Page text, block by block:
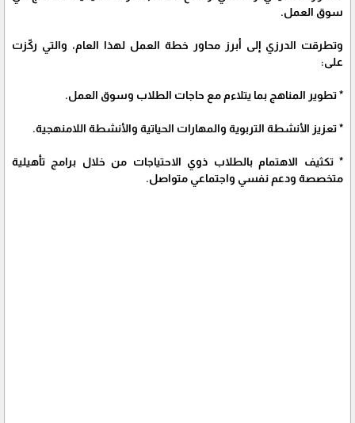
سوق العمل.
وتطرقت الدرزي إلى أبرز محاور خطة العمل لهذا العام، والتي ركّزت
على:
* تطوير المناهج بما يتلاءم مع حاجات الطلاب وسوق العمل.
* تعزيز الأنشطة التربوية والمهارات الحياتية والأنشطة اللامنهجية.
* تكثيف الاهتمام بالطلاب ذوي الاحتياجات من خلال برامج تأهيلية
متخصصة ودعم نفسي واجتماعي متواصل.